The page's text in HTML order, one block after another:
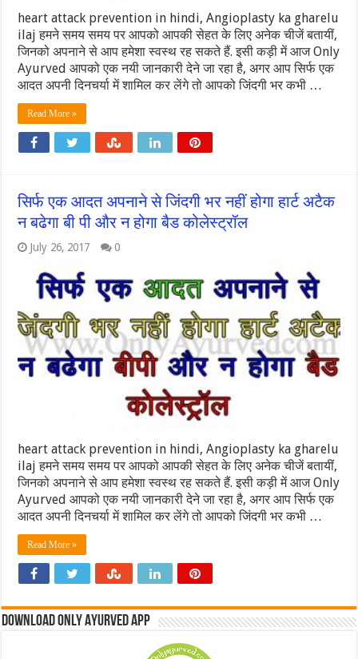
heart attack prevention in hindi, Angioplasty ka gharelu
ilaj हमने समय समय पर आपको आपकी सेहत के लिए अनेक चीजें बतायीं,
जिनको अपनाने से आप हमेशा स्वस्थ रह सकते हैं. इसी कड़ी में आज Only
Ayurved आपको एक नयी जानकारी देने जा रहा है, अगर आप सिर्फ एक
आदत अपनी दिनचर्या में शामिल कर लेंगे तो आपको जिंदगी भर कभी …
Read More »
सिर्फ एक आदत अपनाने से जिंदगी भर नहीं होगा हार्ट अटैक
न बढेगा बी पी और न होगा बैड कोलेस्ट्रॉल
July 26, 2017 0
heart attack prevention in hindi, Angioplasty ka gharelu
ilaj हमने समय समय पर आपको आपकी सेहत के लिए अनेक चीजें बतायीं,
जिनको अपनाने से आप हमेशा स्वस्थ रह सकते हैं. इसी कड़ी में आज Only
Ayurved आपको एक नयी जानकारी देने जा रहा है, अगर आप सिर्फ एक
आदत अपनी दिनचर्या में शामिल कर लेंगे तो आपको जिंदगी भर कभी …
Read More »
Download Only Ayurved App